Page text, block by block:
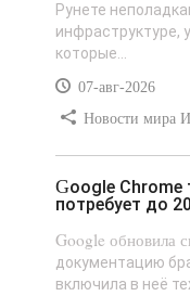
Рунете
инфраструктуре,
которые...
07-авг-2026
Новости мира
Google Chrome теперь
потребует до
Google обновила
документацию
включила в неё